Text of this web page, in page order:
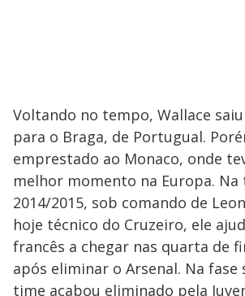
Voltando no tempo, Wallace
para o Braga, de Portugual.
emprestado ao Monaco, onde
melhor momento na Europa.
2014/2015, sob comando de
hoje técnico do Cruzeiro, ele
francês a chegar nas quarta de
após eliminar o Arsenal. Na fase
time acabou eliminado pela